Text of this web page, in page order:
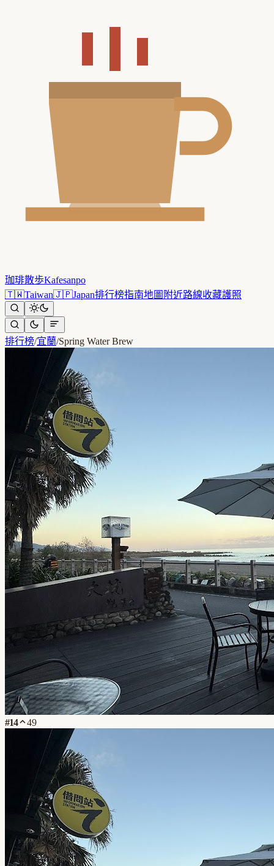
珈琲散歩Kafesanpo
🇹🇼Taiwan🇯🇵Japan排行榜指南地圖 附近路線收藏護照
排行榜/宜蘭/Spring Water Brew
#14 49